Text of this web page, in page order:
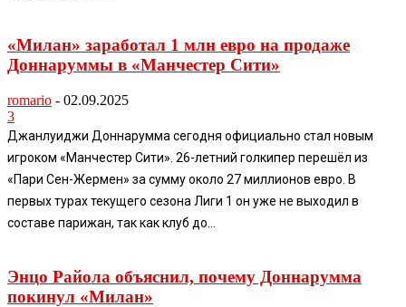
«Милан» заработал 1 млн евро на продаже
Доннаруммы в «Манчестер Сити»
romario - 02.09.2025
3
Джанлуиджи Доннарумма сегодня официально стал новым
игроком «Манчестер Сити». 26-летний голкипер перешёл из
«Пари Сен-Жермен» за сумму около 27 миллионов евро. В
первых турах текущего сезона Лиги 1 он уже не выходил в
составе парижан, так как клуб до...
Энцо Райола объяснил, почему Доннарумма
покинул «Милан»